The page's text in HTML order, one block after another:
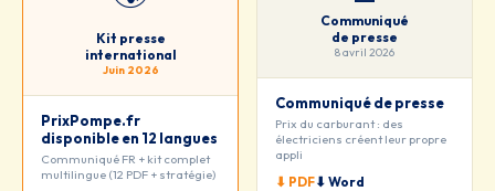
Kit presse
international
Juin 2026
PrixPompe.fr
disponible en 12 langues
Communiqué FR + kit complet
multilingue (12 PDF + stratégie)
Communiqué
de presse
8 avril 2026
Communiqué de presse
Prix du carburant : des
électriciens créent leur propre
appli
⬇ PDF⬇ Word